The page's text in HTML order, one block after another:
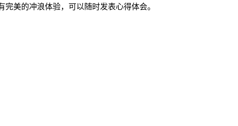
美的冲浪体验，可以随时发表心得体会。